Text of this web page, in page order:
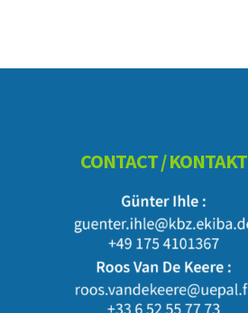
CONTACT / KONTAKT